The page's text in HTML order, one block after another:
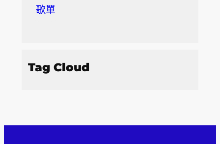
歌單
Tag Cloud